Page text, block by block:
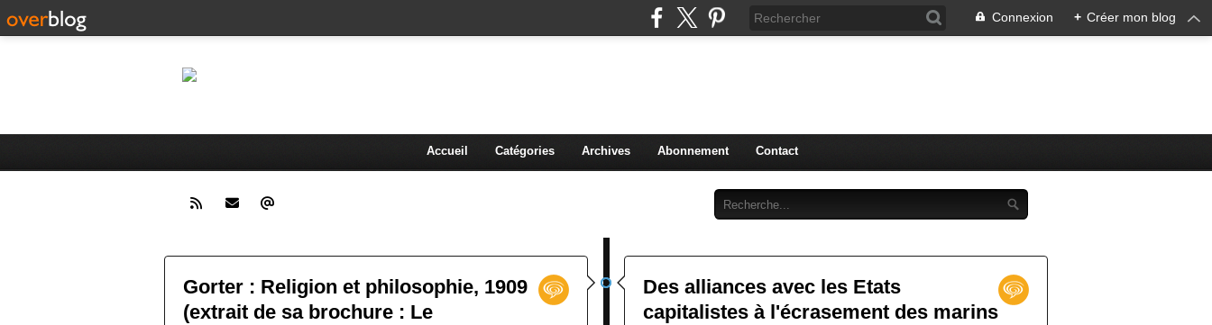
Connexion + Créer mon blog
Accueil Catégories Archives Abonnement Contact
Gorter : Religion et philosophie, 1909
(extrait de sa brochure : Le
Des alliances avec les Etats
capitalistes à l'écrasement des marins